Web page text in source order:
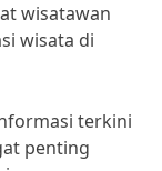
wisatawan
wisata di
terkini
penting